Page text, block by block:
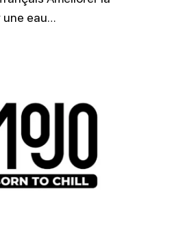
eau…